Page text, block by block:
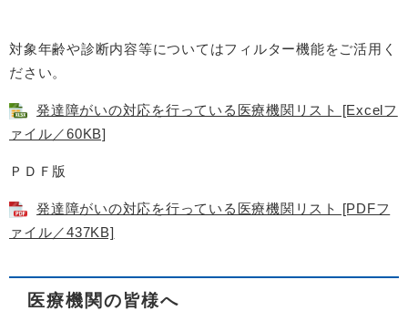
対象年齢や診断内容等についてはフィルター機能をご活用く
ださい。
発達障がいの対応を行っている医療機関リスト [Excelフ
ァイル／60KB]
ＰＤＦ版
発達障がいの対応を行っている医療機関リスト [PDFフ
ァイル／437KB]
医療機関の皆様へ